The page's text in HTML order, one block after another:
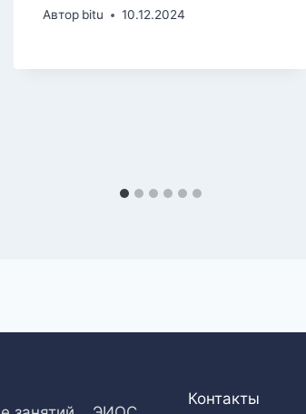
Автор bitu 10.12.2024
Контакты